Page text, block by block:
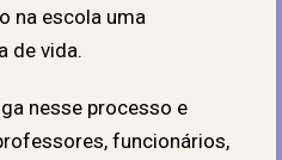
na escola uma
de vida.
nesse processo e
funcionários,